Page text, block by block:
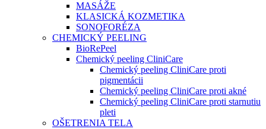
MASÁŽE
KLASICKÁ KOZMETIKA
SONOFORÉZA
CHEMICKÝ PEELING
BioRePeel
Chemický peeling CliniCare
Chemický peeling CliniCare proti
pigmentácii
Chemický peeling CliniCare proti akné
Chemický peeling CliniCare proti starnutiu
pleti
OŠETRENIA TELA